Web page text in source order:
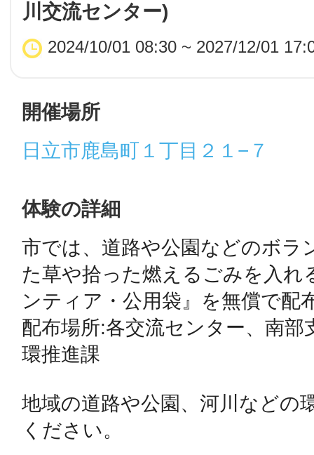
川交流センター)
2024/10/01 08:30 ~ 2027/12/01
SMS
開催場所
日立市鹿島町１丁目２１−７
体験の詳細
市では、道路や公園などのボラ
た草や拾った燃えるごみを入れ
ンティア・公用袋』を無償で配
配布場所:各交流センター、南部
環推進課
地域の道路や公園、河川などの
ください。
鴻巣